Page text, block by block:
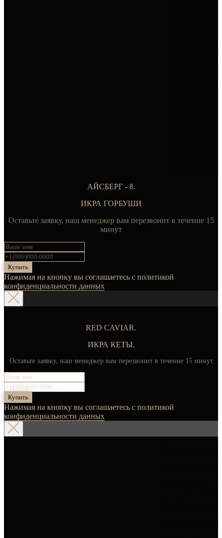
АЙСБЕРГ - 8.
ИКРА ГОРБУШИ
Оставьте заявку, наш менеджер вам перезвонит в течение 15
минут
Купить
Нажимая на кнопку вы соглашаетесь с политикой
конфиденциальности данных
RED CAVIAR.
ИКРА КЕТЫ.
Оставьте заявку, наш менеджер вам перезвонит в течение 15 минут
Купить
Нажимая на кнопку вы соглашаетесь с политикой
конфиденциальности данных